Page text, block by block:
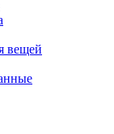
вещей